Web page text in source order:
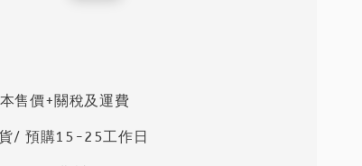
售價+關稅及運費
/ 預購15-25工作日